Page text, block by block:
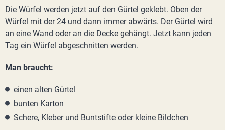
Die Würfel werden jetzt auf den Gürtel geklebt. Oben der
Würfel mit der 24 und dann immer abwärts. Der Gürtel wird
an eine Wand oder an die Decke gehängt. Jetzt kann jeden
Tag ein Würfel abgeschnitten werden.
Man braucht:
einen alten Gürtel
bunten Karton
Schere, Kleber und Buntstifte oder kleine Bildchen